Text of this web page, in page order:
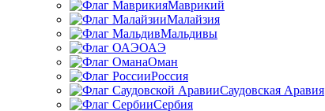
Маврикий
Малайзия
Мальдивы
ОАЭ
Оман
Россия
Саудовская Аравия
Сербия